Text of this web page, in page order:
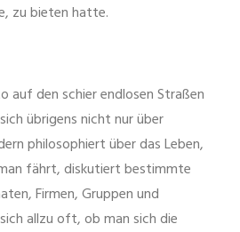
zu bieten hatte.
auf den schier endlosen Straßen
übrigens nicht nur über
philosophiert über das Leben,
fährt, diskutiert bestimmte
Firmen, Gruppen und
allzu oft, ob man sich die